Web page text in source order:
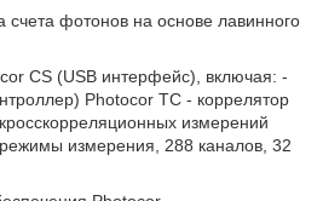
счета фотонов на основе лавинного
CS (USB интерфейс), включая: -
Photocor TC - коррелятор
измерений
измерения, 288 каналов, 32